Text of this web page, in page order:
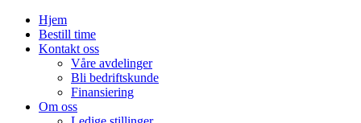
Hjem
Bestill time
Kontakt oss
Våre avdelinger
Bli bedriftskunde
Finansiering
Om oss